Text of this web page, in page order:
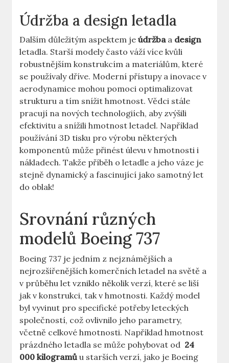
Údržba a ‍design letadla
Dalším důležitým aspektem jeúdržbaa design​
letadla. Starší modely často váží více kvůli
‍robustnějším konstrukcím⁣ a‌ materiálům, které
se ‍používaly dříve. Moderní přístupy a inovace v
aerodynamice mohou pomoci optimalizovat
strukturu a ‍tím snížit‍ hmotnost. Vědci stále
pracují na nových technologiích, ⁤aby zvýšili
efektivitu ⁤a ​snížili hmotnost letadel. Například
používání 3D tisku ​pro výrobu některých
komponentů může přinést úlevu v hmotnosti i
nákladech. Takže ⁣příběh ​o letadle a‌ jeho váze ⁢je
stejně ⁤dynamický a⁣ fascinující jako samotný let
do ​oblak!
Srovnání různých
modelů ⁣Boeing ‍737
Boeing 737 je jedním z nejznámějších a
nejrozšířenějších komerčních letadel na světě a‌
v průběhu let vzniklo několik verzí, které se liší​
jak v konstrukci, tak v hmotnosti. Každý ⁢model⁢
byl vyvinut pro specifické potřeby leteckých‍
společností, což ‌ovlivnilo jeho ​parametry,
včetně celkové hmotnosti. ‍Například hmotnost
prázdného letadla se může pohybovat‍ od ​ 24
000 ⁣kilogramů u starších verzí, ​jako je ⁢Boeing